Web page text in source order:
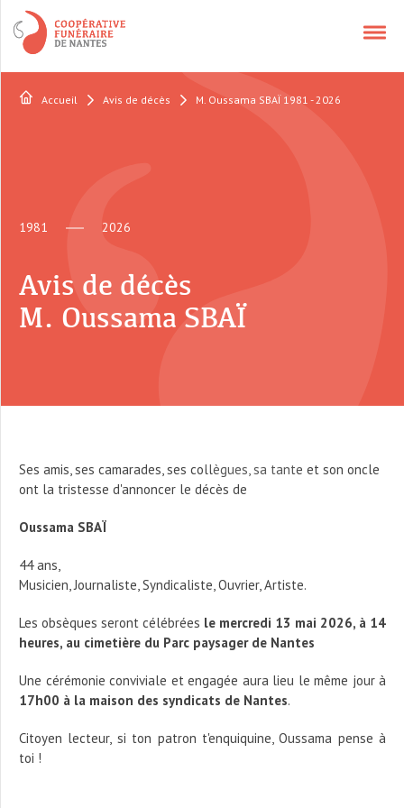
NOS SERVICES
CONTACT
QUI SOMMES-NOUS ?
Accueil Avis de décès M. Oussama SBAÏ 1981 - 2026
1981 2026
Avis de décès
M. Oussama SBAÏ
Ses amis, ses camarades, ses collègues, sa tante et son oncle
ont la tristesse d'annoncer le décès de
Oussama SBAÏ
44 ans,
Musicien, Journaliste, Syndicaliste, Ouvrier, Artiste.
Les obsèques seront célébrées le mercredi 13 mai 2026, à 14
heures, au cimetière du Parc paysager de Nantes
Une cérémonie conviviale et engagée aura lieu le même jour à
17h00 à la maison des syndicats de Nantes.
Citoyen lecteur, si ton patron t'enquiquine, Oussama pense à
toi !